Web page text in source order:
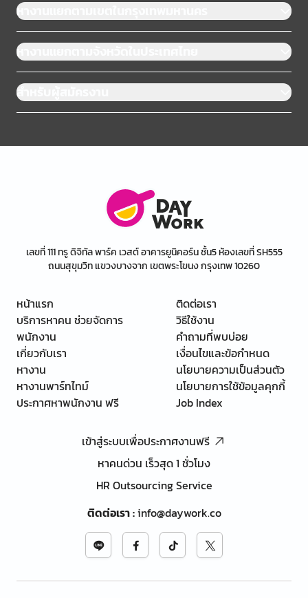
หางานแยกตามเขตในกรุงเทพมหานคร
หางานแยกตามจังหวัดในประเทศไทย
สำหรับผู้สมัครงาน
เลขที่ 111 ทรู ดิจิทัล พาร์ค เวสต์ อาคารยูนิคอร์น ชั้น5 ห้องเลขที่ SH555
ถนนสุขุมวิท แขวงบางจาก เขตพระโขนง กรุงเทพ 10260
หน้าแรก
บริการหาคน ช่วยจัดการ
พนักงาน
เกี่ยวกับเรา
หางาน
หางานพาร์ทไทม์
ประกาศหาพนักงาน ฟรี
ติดต่อเรา
วิธีใช้งาน
คำถามที่พบบ่อย
เงื่อนไขและข้อกำหนด
นโยบายความเป็นส่วนตัว
นโยบายการใช้ข้อมูลคุกกี้
Job Index
เข้าสู่ระบบเพื่อประกาศงานฟรี
หาคนด่วน เร็วสุด 1 ชั่วโมง
HR Outsourcing Service
ติดต่อเรา:info@daywork.co